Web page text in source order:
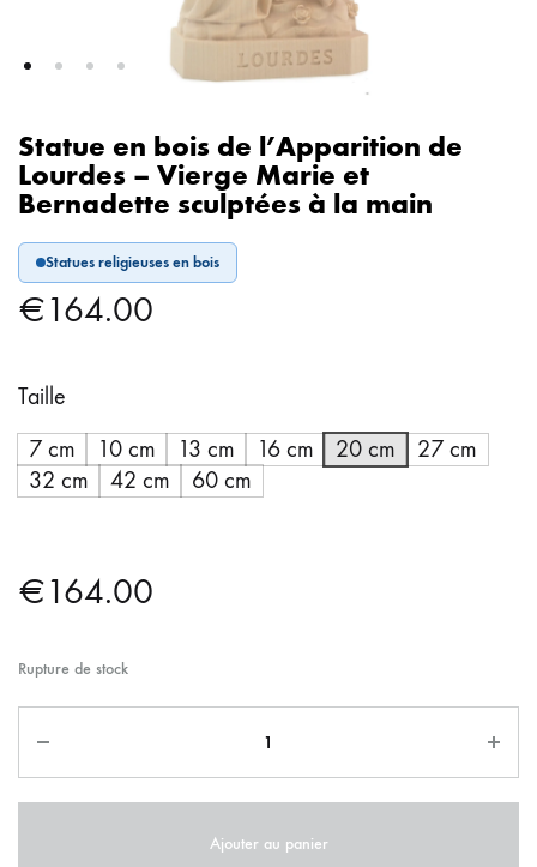
Statue en bois de l’Apparition de
Lourdes – Vierge Marie et
Bernadette sculptées à la main
Statues religieuses en bois
€164.00
Taille
7 cm
10 cm 13 cm 16 cm 20 cm
27 cm
32 cm
42 cm 60 cm
€164.00
Rupture de stock
Ajouter au panier